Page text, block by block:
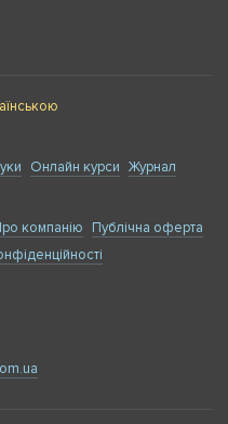
Онлайн курси Журнал
компанію
Публічна оферта